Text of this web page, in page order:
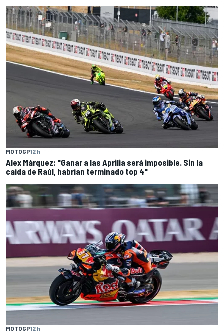
MOTOGP12 h
Alex Márquez: "Ganar a las Aprilia será imposible. Sin la
caída de Raúl, habrían terminado top 4"
MOTOGP12 h